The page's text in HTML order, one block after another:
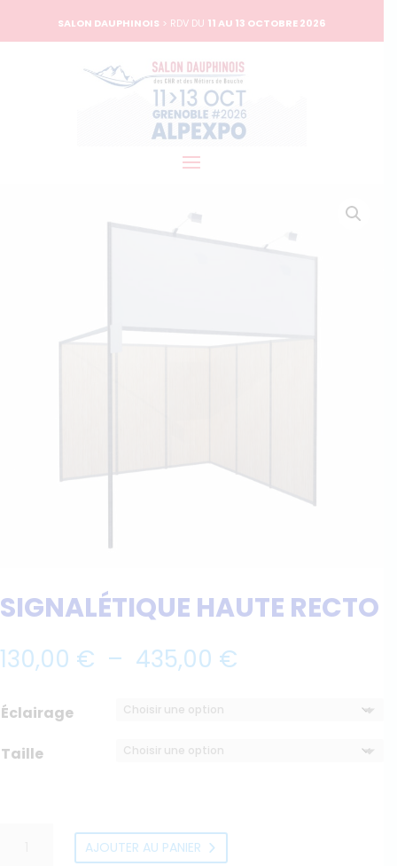
SALON DAUPHINOIS > RDV DU 11 AU 13 OCTOBRE 2026
SIGNALÉTIQUE HAUTE RECTO
130,00 € – 435,00 €
Éclairage
Taille
AJOUTER AU PANIER